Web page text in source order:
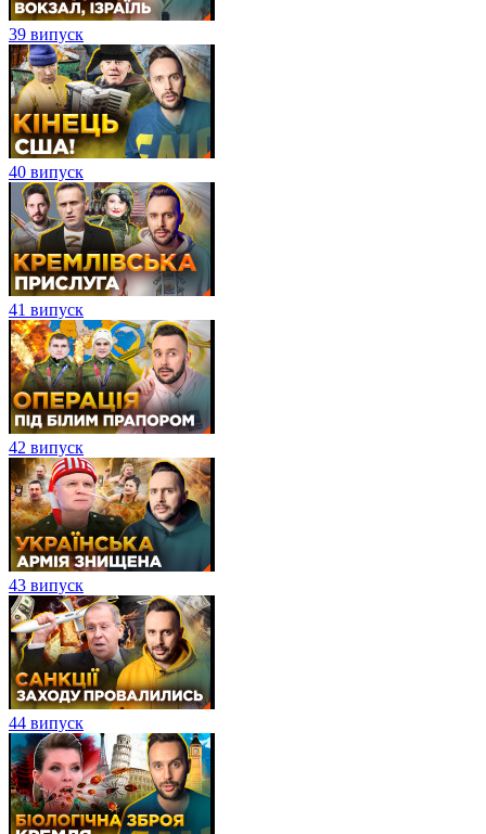
39 випуск
40 випуск
41 випуск
42 випуск
43 випуск
44 випуск